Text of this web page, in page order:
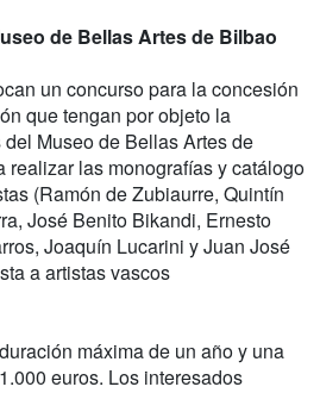
de Bellas Artes de Bilbao
un concurso para la concesión
que tengan por objeto la
Museo de Bellas Artes de
realizar las monografías y catálogo
(Ramón de Zubiaurre, Quintín
José Benito Bikandi, Ernesto
Joaquín Lucarini y Juan José
a artistas vascos
máxima de un año y una
euros. Los interesados